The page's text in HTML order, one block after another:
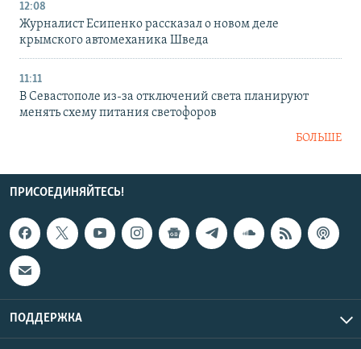
12:08
Журналист Есипенко рассказал о новом деле
крымского автомеханика Шведа
11:11
В Севастополе из-за отключений света планируют
менять схему питания светофоров
БОЛЬШЕ
ПРИСОЕДИНЯЙТЕСЬ!
ПОДДЕРЖКА